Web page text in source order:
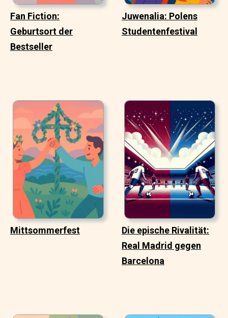
Fan Fiction:
Geburtsort der
Bestseller
Juwenalia: Polens
Studentenfestival
Mittsommerfest
Die epische Rivalität:
Real Madrid gegen
Barcelona